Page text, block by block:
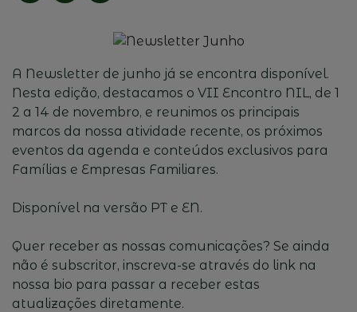
A Newsletter de junho já se encontra disponível.
Nesta edição, destacamos o VII Encontro NIL, de 1
2 a 14 de novembro, e reunimos os principais
marcos da nossa atividade recente, os próximos
eventos da agenda e conteúdos exclusivos para
Famílias e Empresas Familiares.
Disponível na versão PT e EN.
Quer receber as nossas comunicações? Se ainda
não é subscritor, inscreva-se através do link na
nossa bio para passar a receber estas
atualizações diretamente.